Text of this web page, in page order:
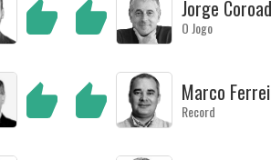
Jorge
O Jogo
Marco
Record